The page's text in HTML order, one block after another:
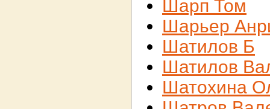
Шарп Том
Шарьер
Шатилов Б
Шатилов
Шатохина